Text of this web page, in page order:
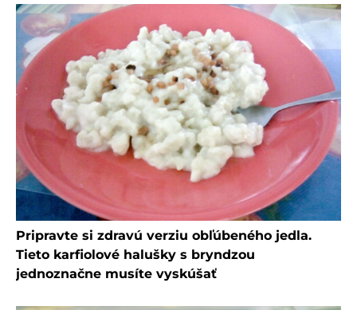
Pripravte si zdravú verziu obľúbeného jedla.
Tieto karfiolové halušky s bryndzou
jednoznačne musíte vyskúšať